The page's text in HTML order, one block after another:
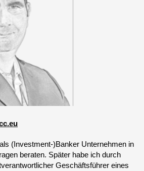
(Investment-)Banker Unternehmen in
beraten. Später habe ich durch
Geschäftsführer eines